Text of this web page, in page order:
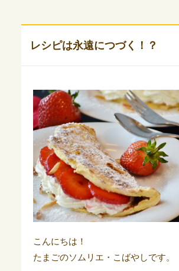
レシピは永遠につづく！？
こんにちは！
たまごのソムリエ・こばやしです。